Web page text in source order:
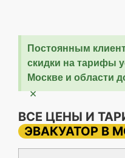
Постоянным
скидки на тарифы
Москве и области
×
ВСЕ ЦЕНЫ И
ЭВАКУАТОР В